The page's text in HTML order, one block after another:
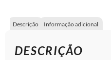
Descrição Informação adicional
DESCRIÇÃO